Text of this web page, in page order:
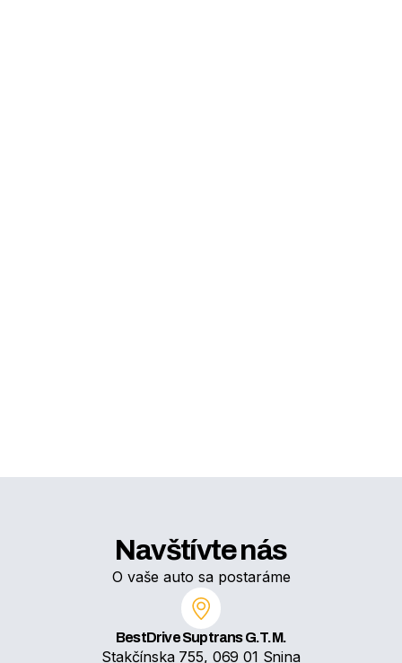
Navštívte nás
O vaše auto sa postaráme
BestDrive Suptrans G.T.M.
Stakčínska 755, 069 01 Snina